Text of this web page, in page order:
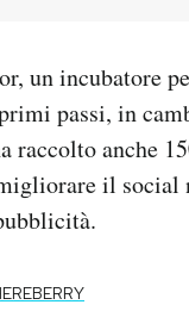
un incubatore
passi, in
raccolto anche
il social